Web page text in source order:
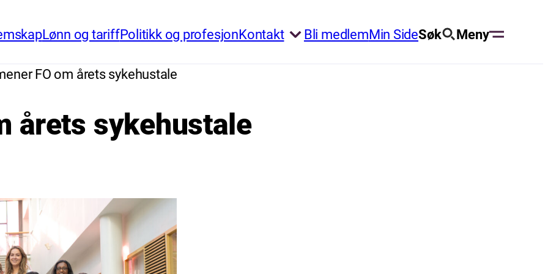
Lønn og tariffPolitikk og profesjonKontakt Bli medlemMin SideSøk Meny
FO om årets sykehustale
årets sykehustale